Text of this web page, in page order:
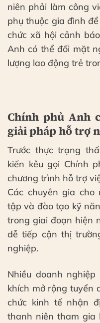
niên phải làm công
phụ thuộc gia đình
chức xã hội cảnh
Anh có thể đối mặt
lượng lao động trẻ
Chính phủ Anh
giải pháp hỗ trợ
Trước thực trạng
kiến kêu gọi Chính
chương trình hỗ trợ
Các chuyên gia
tập và đào tạo kỹ
trong giai đoạn hiện
dễ tiếp cận thị
nghiệp.
Nhiều doanh
khích mở rộng tuyển
chức kinh tế nhận
thanh niên tham gia